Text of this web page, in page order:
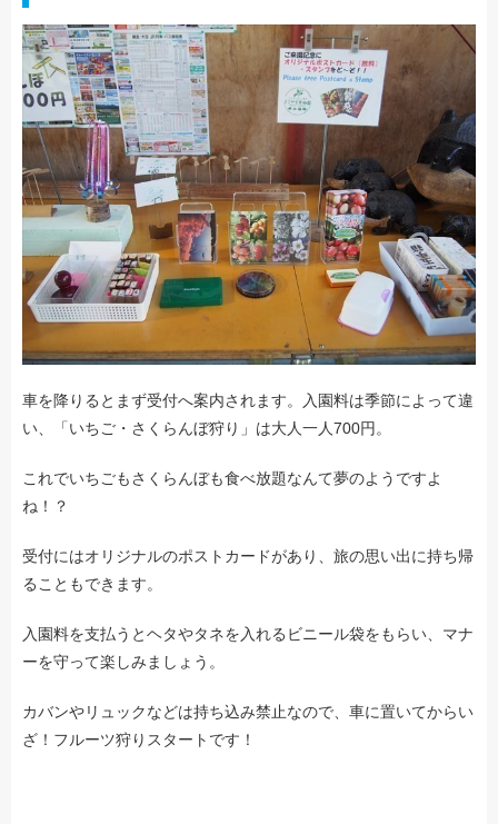
車を降りるとまず受付へ案内されます。入園料は季節によって違
い、「いちご・さくらんぼ狩り」は大人一人700円。
これでいちごもさくらんぼも食べ放題なんて夢のようですよ
ね！？
受付にはオリジナルのポストカードがあり、旅の思い出に持ち帰
ることもできます。
入園料を支払うとヘタやタネを入れるビニール袋をもらい、マナ
ーを守って楽しみましょう。
カバンやリュックなどは持ち込み禁止なので、車に置いてからい
ざ！フルーツ狩りスタートです！